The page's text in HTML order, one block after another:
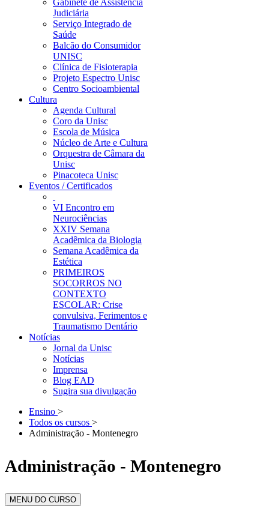
Gabinete de Assistência
Judiciária
Serviço Integrado de
Saúde
Balcão do Consumidor
UNISC
Clínica de Fisioterapia
Projeto Espectro Unisc
Centro Socioambiental
Cultura
Agenda Cultural
Coro da Unisc
Escola de Música
Núcleo de Arte e Cultura
Orquestra de Câmara da
Unisc
Pinacoteca Unisc
Eventos / Certificados
VI Encontro em
Neurociências
XXIV Semana
Acadêmica da Biologia
Semana Acadêmica da
Estética
PRIMEIROS
SOCORROS NO
CONTEXTO
ESCOLAR: Crise
convulsiva, Ferimentos e
Traumatismo Dentário
Notícias
Jornal da Unisc
Notícias
Imprensa
Blog EAD
Sugira sua divulgação
Ensino >
Todos os cursos >
Administração - Montenegro
Administração - Montenegro
MENU DO CURSO